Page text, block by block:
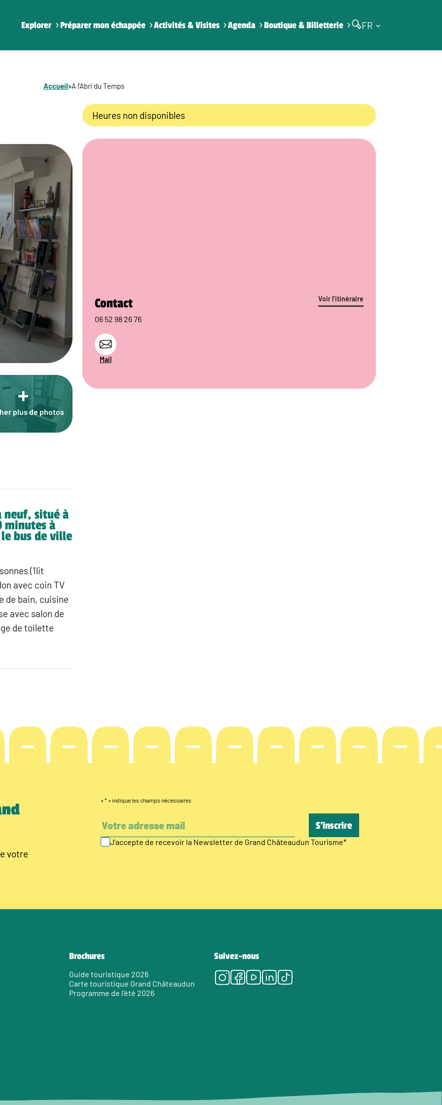
Explorer Préparer mon échappée Activités & Visites Agenda Boutique & Billetterie FR
Accueil>A l’Abri du Temps
+
plus de photos
neuf, situé à
minutes à
bus de ville
(1lit
avec coin TV
de bain, cuisine
avec salon de
de toilette
Heures non disponibles
Voir l’itinéraire
Contact
06 52 98 26 76
Mail
votre
« * » indique les champs nécessaires
J’accepte de recevoir la Newsletter de Grand Châteaudun Tourisme*
Brochures
Guide touristique 2026
Carte touristique Grand Châteaudun
Programme de l’été 2026
Suivez-nous
Instagram
Facebook
Youtube
LinkedIn
Tiktok